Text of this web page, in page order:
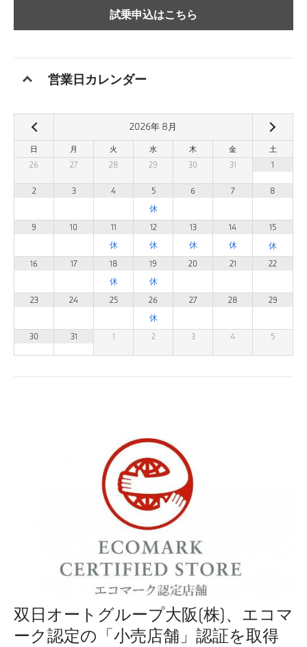
試乗申込はこちら
営業日カレンダー
2026年 8月
日 月 火 水 木 金
土
26
27 28 29 30 31 1
2 3 4 5 6 7 8
9 10 11 12 13 14 15
16 17 18 19 20 21 22
23 24 25 26 27 28 29
30 31 1 2 3 4 5
双日オートグループ大阪(株)、エコマ
ーク認定の「小売店舗」認証を取得